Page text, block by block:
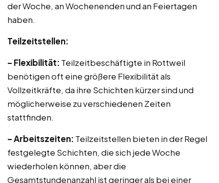
der Woche, an Wochenenden und an Feiertagen
haben.
Teilzeitstellen:
– Flexibilität: Teilzeitbeschäftigte in Rottweil
benötigen oft eine größere Flexibilität als
Vollzeitkräfte, da ihre Schichten kürzer sind und
möglicherweise zu verschiedenen Zeiten
stattfinden.
– Arbeitszeiten: Teilzeitstellen bieten in der Regel
festgelegte Schichten, die sich jede Woche
wiederholen können, aber die
Gesamtstundenanzahl ist geringer als bei einer